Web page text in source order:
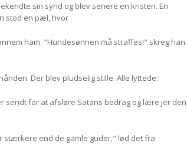
sin synd og blev senere en kristen. En
stod en pæl, hvor
ham. "Hundesønnen må straffes!" skreg han.
Der blev pludselig stille. Alle lyttede:
sendt for at afsløre Satans bedrag og lære jer den
stærkere end de gamle guder," lød det fra